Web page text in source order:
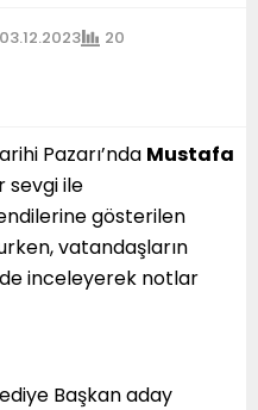
20
Pazarı’nda Mustafa
sevgi ile
gösterilen
vatandaşların
inceleyerek notlar
Başkan aday